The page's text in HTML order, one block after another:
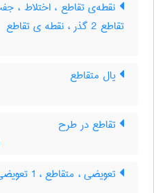
تقاطع 2 گذر ، نقطه ی تقاطع
یال متقاطع
تقاطع در طرح
تعویضی ، متقاطع ، 1 تعویضی 2 متقاطع